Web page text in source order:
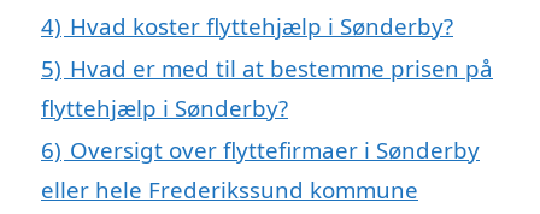
4) Hvad koster flyttehjælp i Sønderby?
5) Hvad er med til at bestemme prisen på
flyttehjælp i Sønderby?
6) Oversigt over flyttefirmaer i Sønderby
eller hele Frederikssund kommune